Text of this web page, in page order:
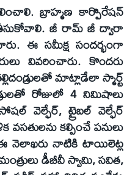
బ్రాహ్మణ కార్పొరేషన్
జీ రామ్ జీ ద్వారా
ఈ సమీక్ష సందర్భంగా
వివరించారు. కొందరు
మాట్లాడేలా స్మార్ట్
రోజులో 4 నిమిషాలు
వెల్ఫేర్, ట్రైబల్ వెల్ఫేర్
కల్పించే పనులు
ఈ నెలాఖరు నాటికి టాయిలెట్ల
డీబీవీ స్వామి, సవిత,